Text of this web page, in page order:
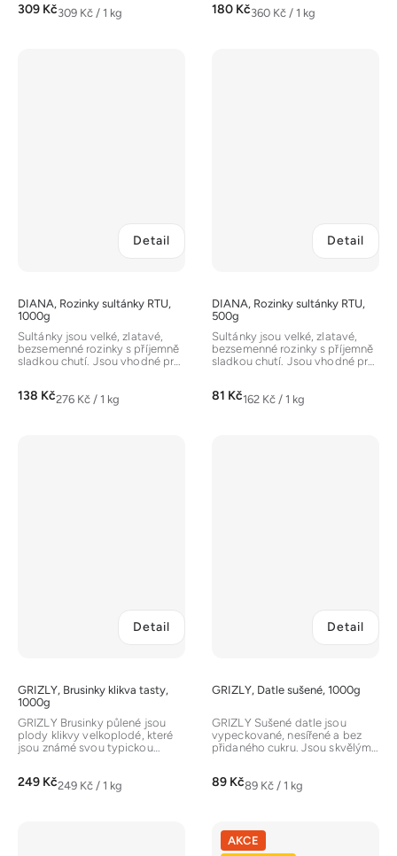
309 KčMěrná
309 Kč / 1 kg 180 KčMěrná
360 Kč / 1 kg
DIANA, Rozinky sultánky RTU,
1000g
138 KčMěrná
276 Kč / 1 kg
Detail
Sultánky jsou velké, zlatavé,
bezsemenné rozinky s příjemně
sladkou chutí. Jsou vhodné pro
DIANA, Rozinky sultánky RTU,
500g
81 KčMěrná
162 Kč / 1 kg
Detail
Sultánky jsou velké, zlatavé,
bezsemenné rozinky s příjemně
sladkou chutí. Jsou vhodné pro
GRIZLY, Brusinky klikva tasty,
1000g
249 KčMěrná
249 Kč / 1 kg
Detail
GRIZLY Brusinky půlené jsou
plody klikvy velkoplodé, které
jsou známé svou typickou
GRIZLY, Datle sušené, 1000g
89 KčMěrná
89 Kč / 1 kg
Detail
GRIZLY Sušené datle jsou
vypeckované, nesířené a bez
přidaného cukru. Jsou skvělým
AKCE